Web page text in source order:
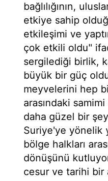
bağlılığının,
etkiye sahip
etkileşimi ve
çok etkili oldu"
sergilediği birlik,
büyük bir güç
meyvelerini hep
arasındaki
daha güzel bir
Suriye'ye yönelik
bölge halkları
dönüşünü
cesur ve tarihi bir